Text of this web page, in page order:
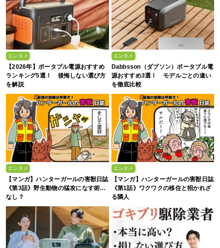
エンタメ
【2026年】ポータブル電源おすすめ
ランキング5選！ 後悔しない選び方
を解説
エンタメ
Dabbsson（ダブソン）ポータブル電
源おすすめ3選！ モデルごとの違い
を徹底比較
エンタメ
【マンガ】ハンターガールの害獣日誌
《第3話》野生動物の猛攻になす術…
なし？
エンタメ
【マンガ】ハンターガールの害獣日誌
《第1話》ワクワクの移住と招かれざ
る隣人